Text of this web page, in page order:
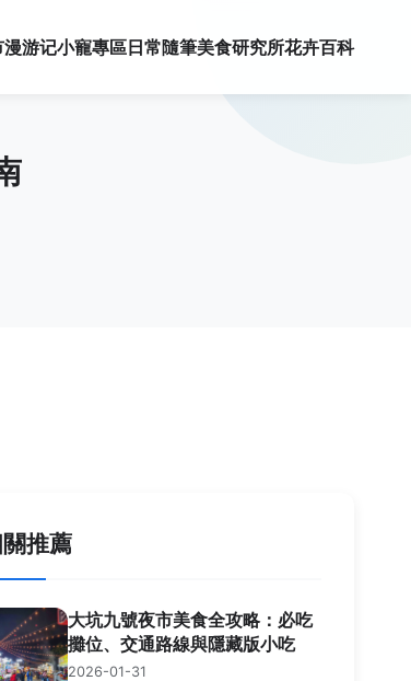
漫游记小寵專區日常隨筆美食研究所花卉百科
推薦
大坑九號夜市美食全攻略：必吃
攤位、交通路線與隱藏版小吃
2026-01-31